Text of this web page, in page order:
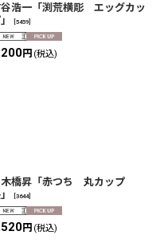
谷浩一「渕荒横彫 エッグカッ
5459
円 (税込)
木橋昇「赤つち 丸カップ
3644]
円 (税込)